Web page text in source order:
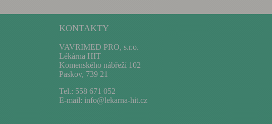
KONTAKTY
VAVRIMED PRO, s.r.o.
Lékárna HIT
Komenského nábřeží 102
Paskov, 739 21
Tel.: 558 671 052
E-mail: info@lekarna-hit.cz